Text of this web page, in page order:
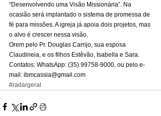
“Desenvolvendo uma Visão Missionária”. Na
ocasião será implantado o sistema de promessa de
fé para missões. A igreja já apoia dois projetos, mas
o alvo é crescer nessa visão.
Orem pelo Pr. Douglas Carrijo, sua esposa
Claudineia, e os filhos Estêvão, Isabella e Sara.
Contatos: WhatsApp: (35) 99758-9000, ou pelo e-
mail: ibmcassia@gmail.com
#radargeral